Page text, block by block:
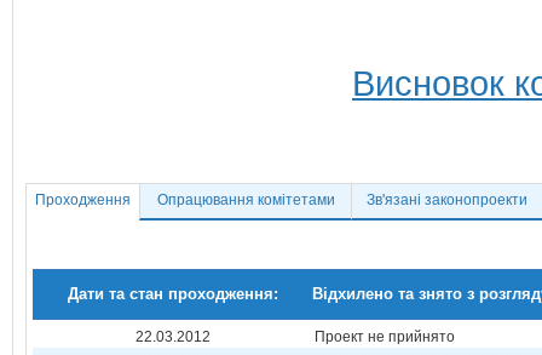
Висновок
Проходження Опрацювання комітетами Зв'язані законопроекти
Дати та стан проходження: Відхилено та знято з
22.03.2012
Проект не прийнято